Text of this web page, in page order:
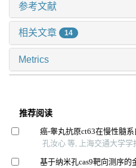
参考文献
相关文章 14
Metrics
推荐阅读
癌-睾丸抗原ct63在慢性髓
孔汝心 等, 上海交通大学学
基于纳米孔cas9靶向测序